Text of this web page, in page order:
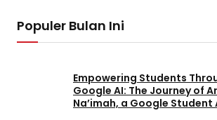
Populer Bulan Ini
Empowering Students
Google AI: The Journey of
Na’imah, a Google